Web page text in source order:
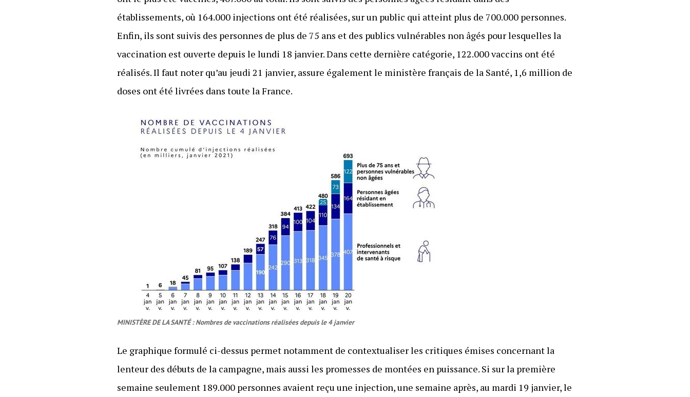
établissements, où 164.000 injections ont été réalisées, sur un public qui atteint plus de 700.000 personnes.
Enfin, ils sont suivis des personnes de plus de 75 ans et des publics vulnérables non âgés pour lesquelles la
vaccination est ouverte depuis le lundi 18 janvier. Dans cette dernière catégorie, 122.000 vaccins ont été
réalisés. Il faut noter qu’au jeudi 21 janvier, assure également le ministère français de la Santé, 1,6 million de
doses ont été livrées dans toute la France.
MINISTÈRE DE LA SANTÉ : Nombres de vaccinations réalisées depuis le 4 janvier
Le graphique formulé ci-dessus permet notamment de contextualiser les critiques émises concernant la
lenteur des débuts de la campagne, mais aussi les promesses de montées en puissance. Si sur la première
semaine seulement 189.000 personnes avaient reçu une injection, une semaine après, au mardi 19 janvier, le